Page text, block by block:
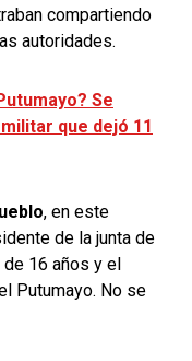
compartiendo
autoridades.
Se
que dejó 11
, en este
de la junta de
de 16 años y el
Putumayo. No se